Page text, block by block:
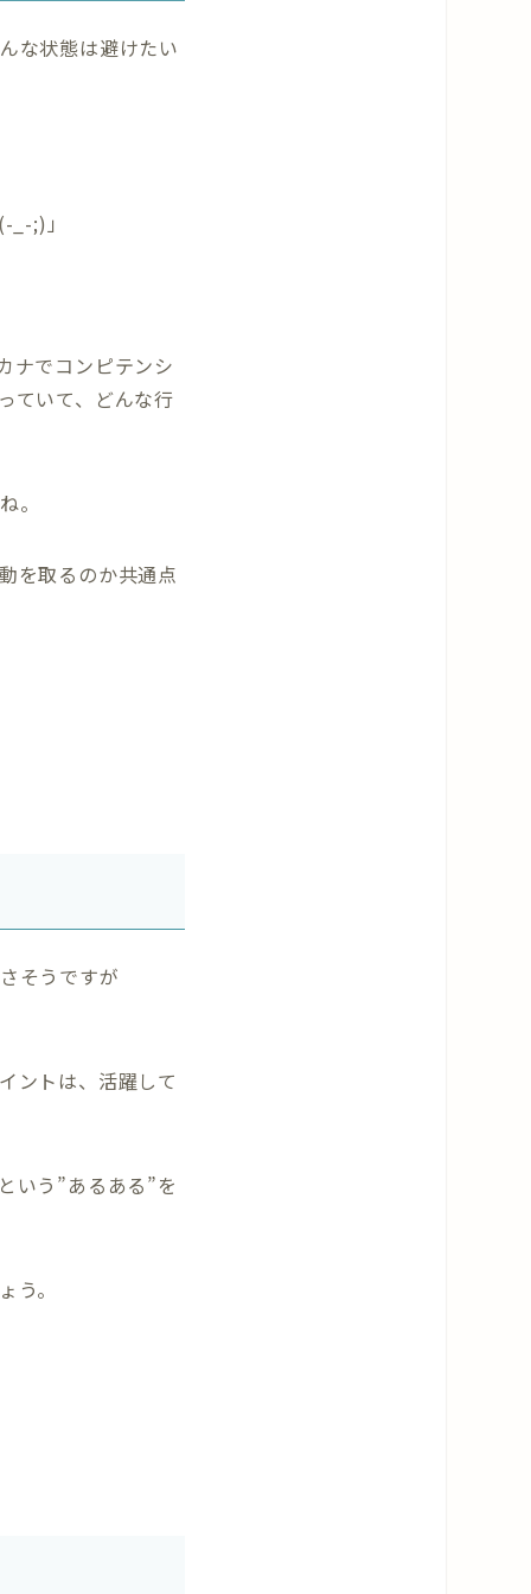
な状態は避けたい
_-;)」
ナでコンピテンシ
ていて、どんな行
。
を取るのか共通点
そうですが
ントは、活躍して
いう”あるある”を
。